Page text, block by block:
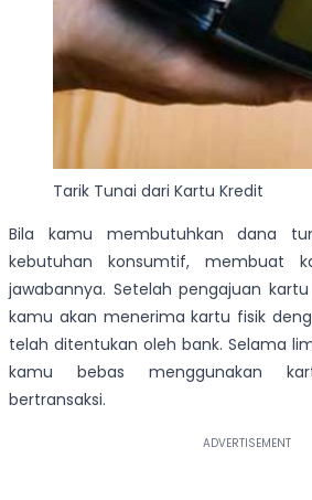
Tarik Tunai dari Kartu Kredit
Bila kamu membutuhkan dana
kebutuhan konsumtif, membuat
jawabannya. Setelah pengajuan
kamu akan menerima kartu fisik
telah ditentukan oleh bank. Selama
kamu bebas menggunakan
bertransaksi.